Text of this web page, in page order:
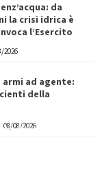
da
la crisi idrica è
l’Esercito
2026
ad agente:
della
08/08/2026
chiave
transizione